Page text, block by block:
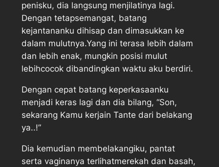
penisku, dia langsung menjilatinya lagi.
Dengan tetapsemangat, batang
kejantananku dihisap dan dimasukkan ke
dalam mulutnya.Yang ini terasa lebih dalam
dan lebih enak, mungkin posisi mulut
lebihcocok dibandingkan waktu aku berdiri.
Dengan cepat batang keperkasaanku
menjadi keras lagi dan dia bilang, “Son,
sekarang Kamu kerjain Tante dari belakang
ya..!”
Dia kemudian membelakangiku, pantat
serta vaginanya terlihatmerekah dan basah,